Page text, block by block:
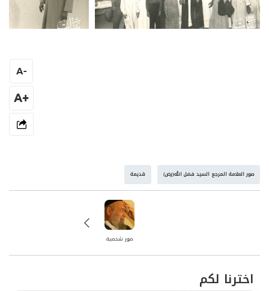
-
A
+A
صور العلامة المرجع السيد فضل الله(رض) قديمة
صور شخصية
اخترنا لكم